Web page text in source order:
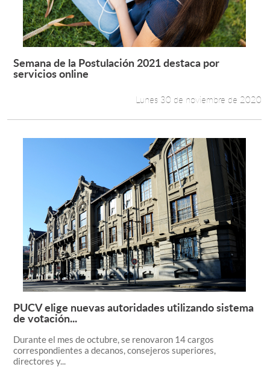
Leer más +
Semana de la Postulación 2021 destaca por
servicios online
Lunes 30 de noviembre de 2020
Leer más +
PUCV elige nuevas autoridades utilizando sistema
de votación...
Durante el mes de octubre, se renovaron 14 cargos
correspondientes a decanos, consejeros superiores,
directores y...